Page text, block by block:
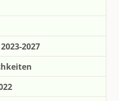
2027